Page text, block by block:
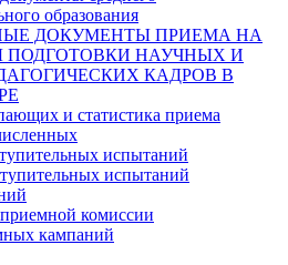
образования
ДОКУМЕНТЫ ПРИЕМА НА
ПОДГОТОВКИ НАУЧНЫХ И
КАДРОВ В
и статистика приема
испытаний
испытаний
комиссии
кампаний